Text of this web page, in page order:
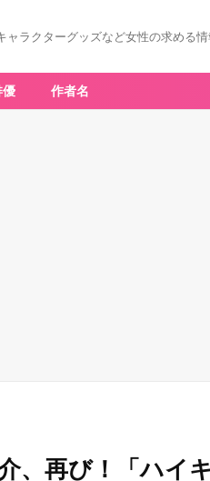
ャラクターグッズなど女性の求める
優 作者名
、再び！「ハイ